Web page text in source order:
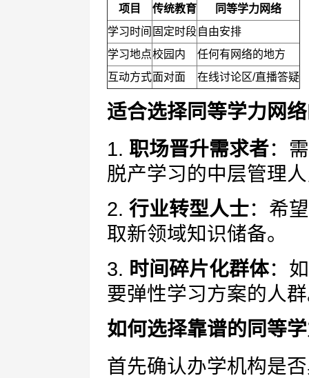
项目 传统教育
同等学力网络
学习时间 固定时段自由安排
学习地点校园内
任何有网络的地方
互动方式面对面 在线讨论区/直播答疑
适合选择同等学力网
1. 职场晋升需求者：
脱产学习的中层管理
2. 行业转型人士：希
取新领域知识储备。
3. 时间碎片化群体：
要弹性学习方案的人
如何选择靠谱的同等
首先确认办学机构是